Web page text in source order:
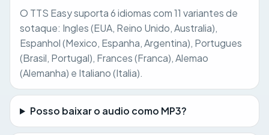
O TTS Easy suporta 6 idiomas com 11 variantes de
sotaque: Ingles (EUA, Reino Unido, Australia),
Espanhol (Mexico, Espanha, Argentina), Portugues
(Brasil, Portugal), Frances (Franca), Alemao
(Alemanha) e Italiano (Italia).
Posso baixar o audio como MP3?